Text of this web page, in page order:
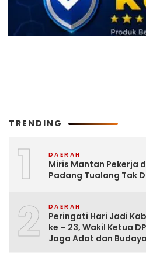
TRENDING
1 DAERAH
Miris Mantan Pekerja
Padang Tualang Tak
2 DAERAH
Peringati Hari Jadi
ke – 23, Wakil Ketua
Jaga Adat dan Budaya